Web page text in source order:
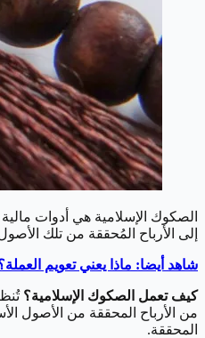
الصكوك الإسلامية هي أدوات
إلى الأرباح المُحققة من تلك
شاهد أيضا: ماذا يعني تعويم
كيف تعمل الصكوك الإسلامية؟
من الأرباح المحققة من الأصول
المحققة.